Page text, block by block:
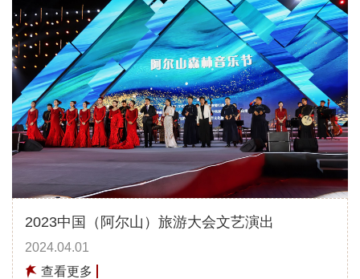
2023中国（阿尔山）旅游大会文艺演出
2024.04.01
查看更多